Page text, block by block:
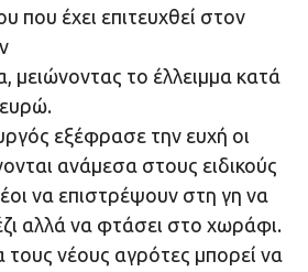
που έχει επιτευχθεί στον
μειώνοντας το έλλειμμα κατά
εξέφρασε την ευχή οι
ανάμεσα στους ειδικούς
να επιστρέψουν στη γη να
αλλά να φτάσει στο χωράφι.
νέους αγρότες μπορεί να